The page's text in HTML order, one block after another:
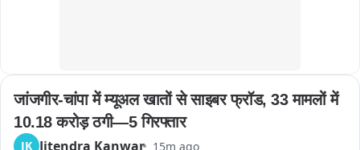
जांजगीर-चांपा में म्यूअल खातों से साइबर फ्रॉड, 33 मामलों में
10.18 करोड़ ठगी—5 गिरफ्तार
JK Jitendra Kanwar 15m ago